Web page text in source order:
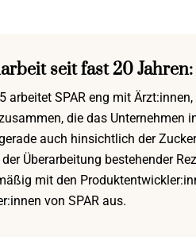
seit fast 20 Jahren:
arbeitet SPAR eng mit
die das Unternehmen
auch hinsichtlich der
Überarbeitung bestehender
mit den
von SPAR aus.